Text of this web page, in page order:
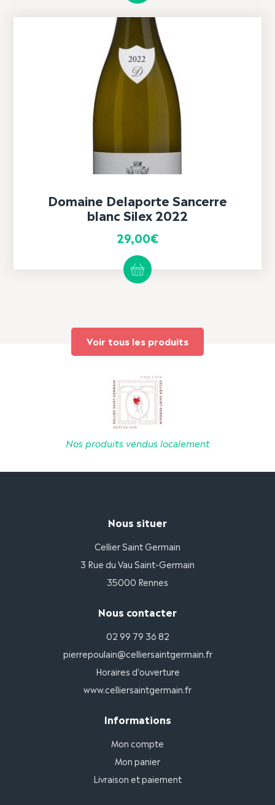
Domaine Delaporte Sancerre
blanc Silex 2022
29,00€
Voir tous les produits
Nos produits vendus localement
Nous situer
Cellier Saint Germain
3 Rue du Vau Saint-Germain
35000 Rennes
Nous contacter
02 99 79 36 82
pierrepoulain@celliersaintgermain.fr
Horaires d'ouverture
www.celliersaintgermain.fr
Informations
Mon compte
Mon panier
Livraison et paiement